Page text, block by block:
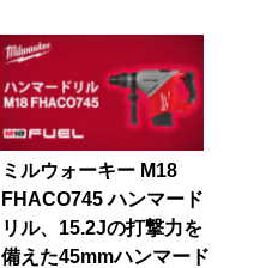
ミルウォーキー M18
FHACO745 ハンマード
リル、15.2Jの打撃力を
備えた45mmハンマード